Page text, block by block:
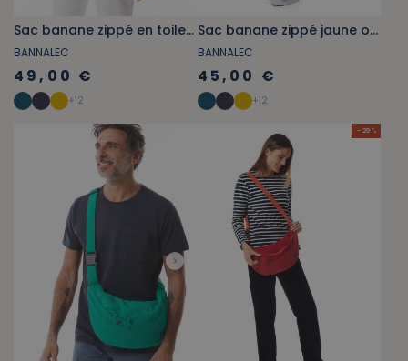
Sac banane zippé en toile à motifs drapeaux multicolores
BANNALEC
49,00 €
+12
Sac banane zippé jaune orangé
BANNALEC
45,00 €
+12
- 29 %